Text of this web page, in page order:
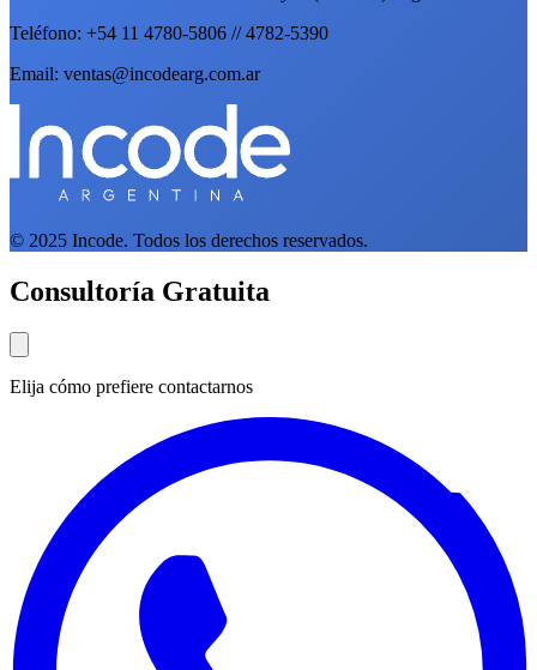
Teléfono: +54 11 4780-5806 // 4782-5390
Email: ventas@incodearg.com.ar
© 2025 Incode. Todos los derechos reservados.
Consultoría Gratuita
Elija cómo prefiere contactarnos